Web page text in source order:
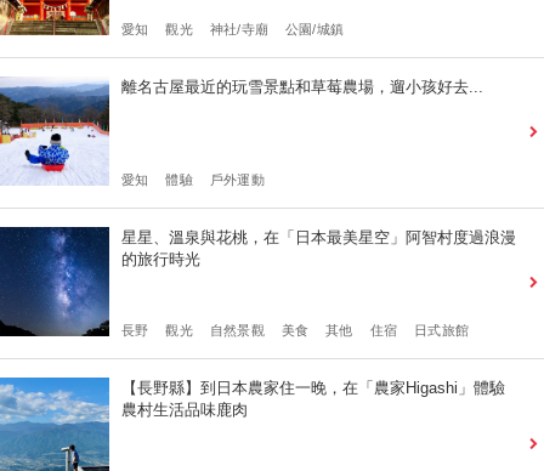
愛知 觀光 神社/寺廟 公園/城鎮
離名古屋最近的玩雪景點和草莓農場，遛小孩好去...
愛知 體驗 戶外運動
星星、溫泉與花桃，在「日本最美星空」阿智村度過浪漫
的旅行時光
長野 觀光 自然景觀 美食 其他 住宿 日式旅館
【長野縣】到日本農家住一晚，在「農家Higashi」體驗
農村生活品味鹿肉